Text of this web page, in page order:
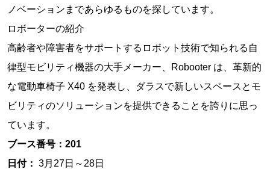
ノベーションまであらゆるものを探しています。
ロボーターの紹介
高齢者や障害者をサポートするロボット技術で知られる自
律型モビリティ機器の大手メーカー、Robooter は、革新的
な電動車椅子 X40 を発表し、ダラスで新しいスペースとモ
ビリティのソリューションを提供できることを誇りに思っ
ています。
ブース番号：201
日付：3月27日～28日